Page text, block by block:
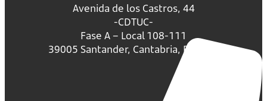
Avenida de los Castros, 44
-CDTUC-
Fase A – Local 108-111
39005 Santander, Cantabria, España.